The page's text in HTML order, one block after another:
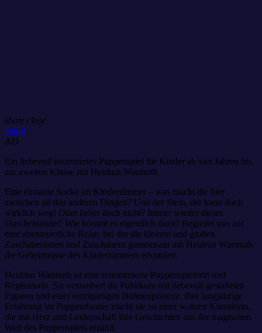
share close
email
AD
Ein liebevoll inszeniertes Puppenspiel für Kinder ab vier Jahren bis
zur zweiten Klasse mit Heidrun Warmuth
Eine einsame Socke im Kinderzimmer – was macht die hier
zwischen all den anderen Dingen? Und der Stein, der kann doch
wirklich weg! Oder lieber doch nicht? Immer wieder dieses
Durcheinander! Wie kommt es eigentlich dazu? Begleitet uns auf
eine abenteuerliche Reise, bei der die kleinen und großen
Zuschauerinnen und Zuschauern gemeinsam mit Heidrun Warmuth
die Geheimnisse des Kinderzimmers erkunden.
Heidrun Warmuth ist eine renommierte Puppenspielerin und
Regisseurin. Sie verzaubert ihr Publikum mit liebevoll gestalteten
Figuren und einer einzigartigen Bühnenpräsenz. Ihre langjährige
Erfahrung im Puppentheater macht sie zu einer wahren Künstlerin,
die mit Herz und Leidenschaft ihre Geschichten aus der magischen
Welt des Puppenspiels erzählt.